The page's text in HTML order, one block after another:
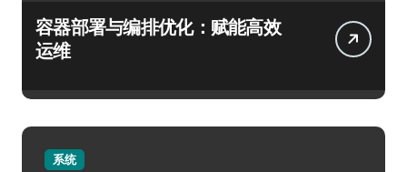
容器部署与编排优化：赋能高效
运维
系统